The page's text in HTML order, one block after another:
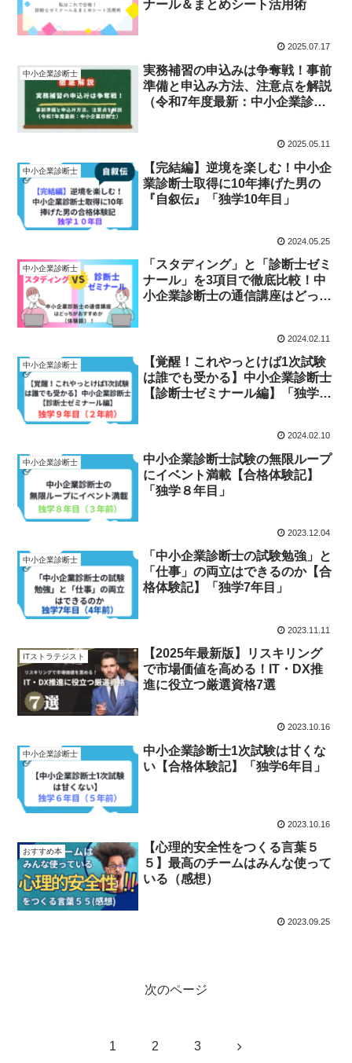
ナール＆まとめシート活用術
2025.07.17
中小企業診断士
実務補習の申込みは争奪戦！事前
準備と申込み方法、注意点を解説
（令和7年度最新：中小企業診断
2025.05.11
中小企業診断士
【完結編】逆境を楽しむ！中小企
業診断士取得に10年捧げた男の
『自叙伝』「独学10年目」
2024.05.25
中小企業診断士
「スタディング」と「診断士ゼミ
ナール」を3項目で徹底比較！中
小企業診断士の通信講座はどっち
2024.02.11
中小企業診断士
【覚醒！これやっとけば1次試験
は誰でも受かる】中小企業診断士
【診断士ゼミナール編】「独学9
2024.02.10
中小企業診断士
中小企業診断士試験の無限ループ
にイベント満載【合格体験記】
「独学８年目」
2023.12.04
中小企業診断士
「中小企業診断士の試験勉強」と
「仕事」の両立はできるのか【合
格体験記】「独学7年目」
2023.11.11
ITストラテジスト
【2025年最新版】リスキリング
で市場価値を高める！IT・DX推
進に役立つ厳選資格7選
2023.10.16
中小企業診断士
中小企業診断士1次試験は甘くな
い【合格体験記】「独学6年目」
2023.10.16
おすすめ本
【心理的安全性をつくる言葉５
５】最高のチームはみんな使って
いる（感想）
2023.09.25
次のページ
1 2 3 次